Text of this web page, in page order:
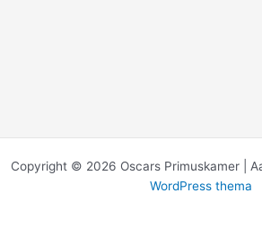
Copyright © 2026 Oscars Primuskamer |
WordPress thema